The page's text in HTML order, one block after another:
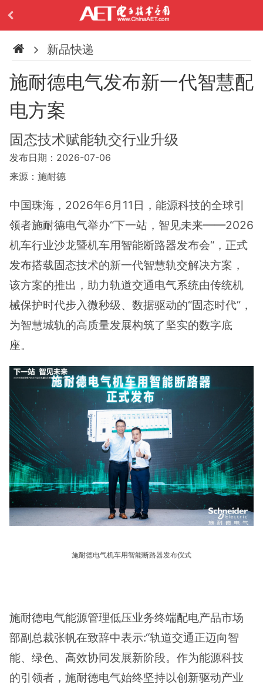
新品快递
施耐德电气发布新一代智慧配
电方案
固态技术赋能轨交行业升级
发布日期：2026-07-06
来源：施耐德
中国珠海，2026年6月11日，能源科技的全球引
领者施耐德电气举办“下一站，智见未来——2026
机车行业沙龙暨机车用智能断路器发布会“，正式
发布搭载固态技术的新一代智慧轨交解决方案，
该方案的推出，助力轨道交通电气系统由传统机
械保护时代步入微秒级、数据驱动的“固态时代”，
为智慧城轨的高质量发展构筑了坚实的数字底
座。
施耐德电气机车用智能断路器发布仪式
施耐德电气能源管理低压业务终端配电产品市场
部副总裁张帆在致辞中表示:“轨道交通正迈向智
能、绿色、高效协同发展新阶段。作为能源科技
的引领者，施耐德电气始终坚持以创新驱动产业